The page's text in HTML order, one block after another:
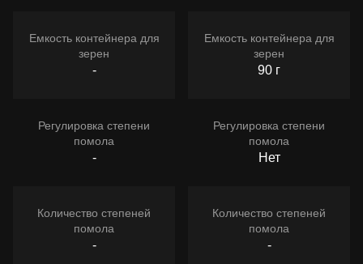
Емкость контейнера для
зерен
-
Регулировка степени
помола
-
Количество степеней
помола
-
Емкость контейнера для
зерен
90 г
Регулировка степени
помола
Нет
Количество степеней
помола
-